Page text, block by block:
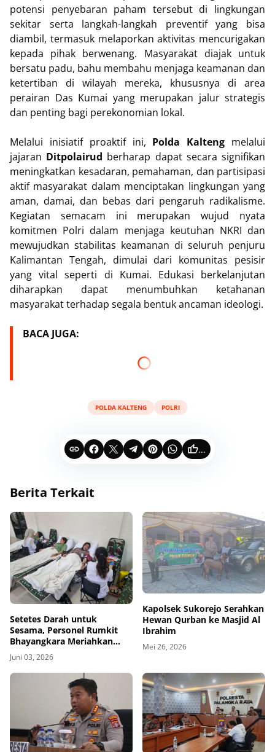
potensi penyebaran paham tersebut di lingkungan
sekitar serta langkah-langkah preventif yang bisa
diambil, termasuk melaporkan aktivitas mencurigakan
kepada pihak berwenang. Masyarakat diajak untuk
bersatu padu, bahu membahu menjaga keamanan dan
ketertiban di wilayah mereka, khususnya di area
perairan Das Kumai yang merupakan jalur strategis
dan penting bagi perekonomian lokal.
Melalui inisiatif proaktif ini, Polda Kalteng melalui
jajaran Ditpolairud berharap dapat secara signifikan
meningkatkan kesadaran, pemahaman, dan partisipasi
aktif masyarakat dalam menciptakan lingkungan yang
aman, damai, dan bebas dari pengaruh radikalisme.
Kegiatan semacam ini merupakan wujud nyata
komitmen Polri dalam menjaga keutuhan NKRI dan
mewujudkan stabilitas keamanan di seluruh penjuru
Kalimantan Tengah, dimulai dari komunitas pesisir
yang vital seperti di Kumai. Edukasi berkelanjutan
diharapkan dapat menumbuhkan ketahanan
masyarakat terhadap segala bentuk ancaman ideologi.
BACA JUGA:
POLDA KALTENG POLRI
...
Berita Terkait
Setetes Darah untuk
Sesama, Personel Rumkit
Bhayangkara Meriahkan
HUT ke-80 Pomdam dengan
Donor Darah
Juni 03, 2026
Kapolsek Sukorejo Serahkan
Hewan Qurban ke Masjid Al
Ibrahim
Mei 26, 2026